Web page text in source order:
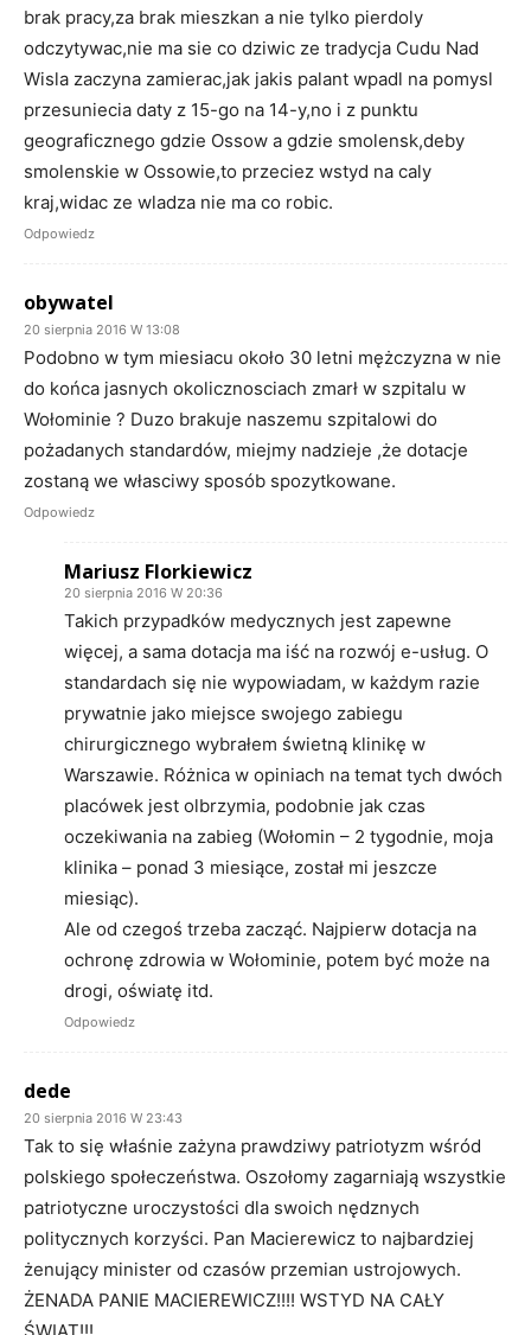
brak pracy,za brak mieszkan a nie tylko pierdoly
odczytywac,nie ma sie co dziwic ze tradycja Cudu Nad
Wisla zaczyna zamierac,jak jakis palant wpadl na pomysl
przesuniecia daty z 15-go na 14-y,no i z punktu
geograficznego gdzie Ossow a gdzie smolensk,deby
smolenskie w Ossowie,to przeciez wstyd na caly
kraj,widac ze wladza nie ma co robic.
Odpowiedz
obywatel
20 sierpnia 2016 W 13:08
Podobno w tym miesiacu około 30 letni mężczyzna w nie
do końca jasnych okolicznosciach zmarł w szpitalu w
Wołominie ? Duzo brakuje naszemu szpitalowi do
pożadanych standardów, miejmy nadzieje ,że dotacje
zostaną we własciwy sposób spozytkowane.
Odpowiedz
Mariusz Florkiewicz
20 sierpnia 2016 W 20:36
Takich przypadków medycznych jest zapewne
więcej, a sama dotacja ma iść na rozwój e-usług. O
standardach się nie wypowiadam, w każdym razie
prywatnie jako miejsce swojego zabiegu
chirurgicznego wybrałem świetną klinikę w
Warszawie. Różnica w opiniach na temat tych dwóch
placówek jest olbrzymia, podobnie jak czas
oczekiwania na zabieg (Wołomin – 2 tygodnie, moja
klinika – ponad 3 miesiące, został mi jeszcze
miesiąc).
Ale od czegoś trzeba zacząć. Najpierw dotacja na
ochronę zdrowia w Wołominie, potem być może na
drogi, oświatę itd.
Odpowiedz
dede
20 sierpnia 2016 W 23:43
Tak to się właśnie zażyna prawdziwy patriotyzm wśród
polskiego społeczeństwa. Oszołomy zagarniają wszystkie
patriotyczne uroczystości dla swoich nędznych
politycznych korzyści. Pan Macierewicz to najbardziej
żenujący minister od czasów przemian ustrojowych.
ŻENADA PANIE MACIEREWICZ!!!! WSTYD NA CAŁY